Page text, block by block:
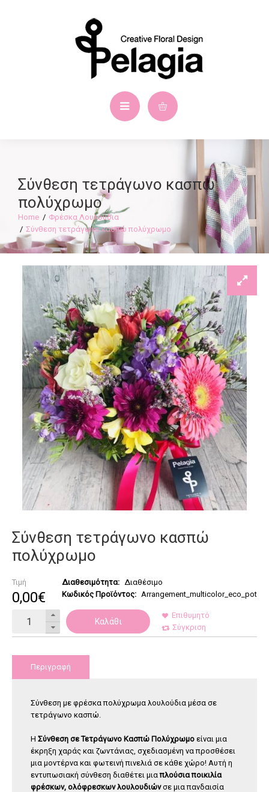
Σύνθεση τετράγωνο κασπώ
πολύχρωμο
Φρέσκα Λουλούδια
Σύνθεση τετράγωνο κασπώ πολύχρωμο
Σύνθεση τετράγωνο κασπώ
πολύχρωμο
Τιμή
0,00€
Διαθεσιμότητα: Διαθέσιμο
Κωδικός Προϊόντος: Arrangement_multicolor_eco_pot
Καλάθι
Επιθυμητό
Σύγκριση
Περιγραφή
Σύνθεση με φρέσκα πολύχρωμα λουλούδια μέσα σε
τετράγωνο κασπώ.
Η Σύνθεση σε Τετράγωνο Κασπώ Πολύχρωμο είναι μια
έκρηξη χαράς και ζωντάνιας, σχεδιασμένη να προσθέσει
μια μοντέρνα και φωτεινή πινελιά σε κάθε χώρο! Αυτή η
εντυπωσιακή σύνθεση διαθέτει μιαπλούσια ποικιλία
φρέσκων, ολόφρεσκων λουλουδιώνσε μια πανδαισία